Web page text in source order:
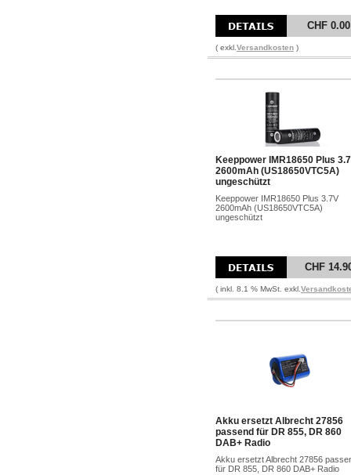
CHF 0.00
( exkl. Versandkosten )
Keeppower IMR18650 Plus
2600mAh (US18650VTC5A)
ungeschützt
Keeppower IMR18650 Plus 3.7V
2600mAh (US18650VTC5A)
ungeschützt
CHF
( inkl. 8.1 % MwSt. exkl.
Akku ersetzt Albrecht 27856
passend für DR 855, DR 860
DAB+ Radio
Akku ersetzt Albrecht 27856
für DR 855, DR 860 DAB+ Radio